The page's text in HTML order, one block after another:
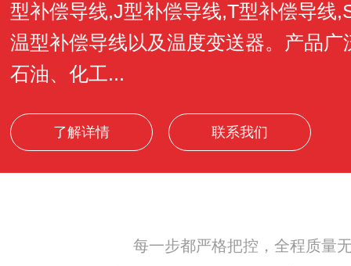
型补偿导线,J型补偿导线,T型补偿导线
温型补偿导线以及温度变送器。产品广
石油、化工...
了解详情 联系我们
每一步都严格把控，全程质量